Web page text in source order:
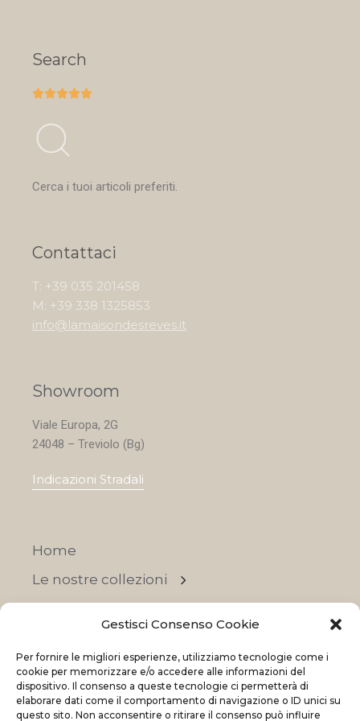
Gestisci Consenso Cookie
Per fornire le migliori esperienze, utilizziamo tecnologie come i
cookie per memorizzare e/o accedere alle informazioni del
dispositivo. Il consenso a queste tecnologie ci permetterà di
elaborare dati come il comportamento di navigazione o ID unici su
questo sito. Non acconsentire o ritirare il consenso può influire
Search

Cerca i tuoi articoli preferiti.
Contattaci
T: +39 035 201458
M: +39 338 1325853
info@lamaisondesreves.it
Showroom
Viale Europa, 2G
24048 – Treviolo (Bg)
Indicazioni Stradali
Home
Le nostre collezioni
OFFERTE